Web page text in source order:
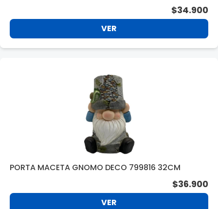
$34.900
VER
PORTA MACETA GNOMO DECO 799816 32CM
$36.900
VER